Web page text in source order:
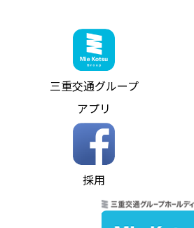
ミジュマルのラッピングバス
参宮バス
神都バス
パールシャトル
バス情報の見える化
コミュニティバス
バス・タクシー交通広告
異常事態発生時のお願い
アイコンの説明
インターネット予約
よくあるご質問
お問い合わせ
ザ・バスコレクション三重交
三重交通公式グッズ
ファンコーナー
お問い合わせ
お知らせ・最新情報一覧
ニュースリリース
お問い合わせ
個人情報保護方針
ソーシャルメディア運用ポリ
ホームページのご利用にあたっ
Notes for Using this Website
三重交通グループ
アプリ
採用